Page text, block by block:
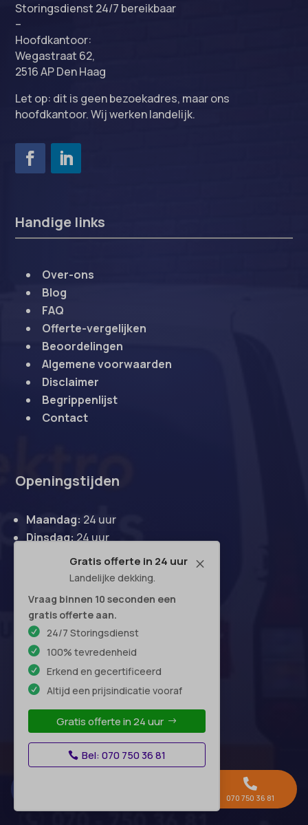
M
Gratis offerte in 24 uur
Landelijke dekking.
Vraag binnen 10 seconden een
gratis offerte aan.
24/7 Storingsdienst
100% tevredenheid
Erkend en gecertificeerd
Altijd een prijsindicatie vooraf
Gratis offerte in 24 uur
Bel: 070 750 36 81
Storingsdienst 24/7 bereikbaar
–
Hoofdkantoor:
Wegastraat 62,
2516 AP Den Haag
Let op: dit is geen bezoekadres, maar ons
hoofdkantoor. Wij werken landelijk.
Handige links
Over-ons
Blog
FAQ
Offerte-vergelijken
Beoordelingen
Algemene voorwaarden
Disclaimer
Begrippenlijst
Contact
Openingstijden
Maandag: 24 uur
Dinsdag:24 uur
Woensdag: 24 uur
Donderdag:24 uur
Zaterdag:
24 uur
Zondag:24 uur
Hoofdkantoor

070 750 36 81